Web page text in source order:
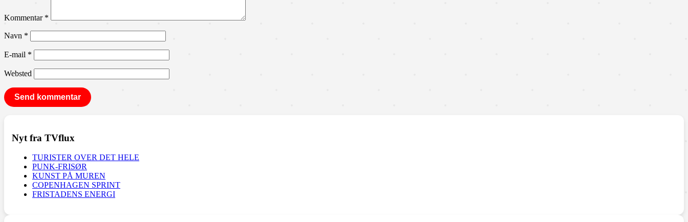
Kommentar *
Navn *
E-mail *
Websted
Nyt fra TVflux
TURISTER OVER DET HELE
PUNK-FRISØR
KUNST PÅ MUREN
COPENHAGEN SPRINT
FRISTADENS ENERGI